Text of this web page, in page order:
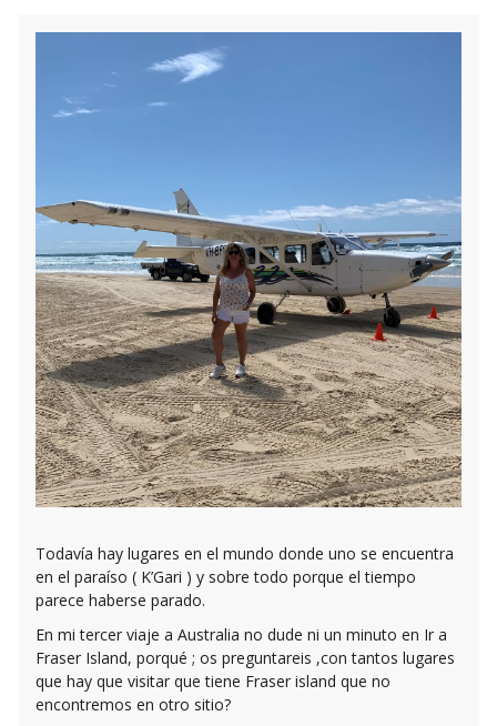
Todavía hay lugares en el mundo donde uno se encuentra
en el paraíso ( K’Gari ) y sobre todo porque el tiempo
parece haberse parado.
En mi tercer viaje a Australia no dude ni un minuto en Ir a
Fraser Island, porqué ; os preguntareis ,con tantos lugares
que hay que visitar que tiene Fraser island que no
encontremos en otro sitio?